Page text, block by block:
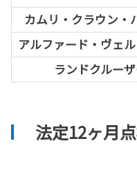
カムリ・クラウン・
アルファード・ヴェ
ランドクルー
法定12ヶ月